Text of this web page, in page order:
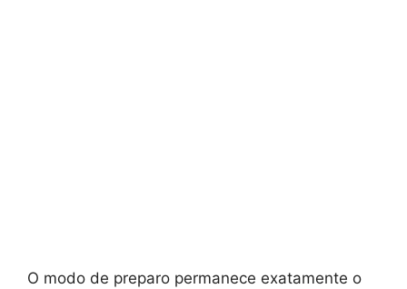
O modo de preparo permanece exatamente o